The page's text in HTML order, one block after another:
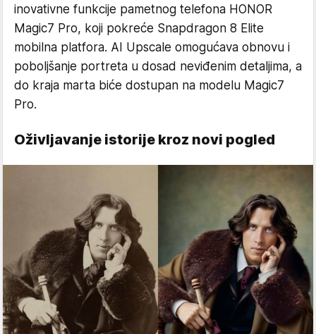
inovativne funkcije pametnog telefona HONOR
Magic7 Pro, koji pokreće Snapdragon 8 Elite
mobilna platfora. AI Upscale omogućava obnovu i
poboljšanje portreta u dosad neviđenim detaljima, a
do kraja marta biće dostupan na modelu Magic7
Pro.
Oživljavanje istorije kroz novi pogled